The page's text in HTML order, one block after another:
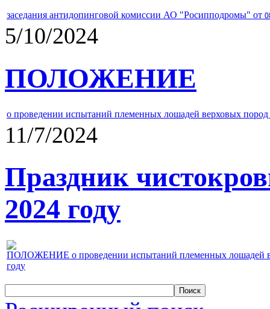
заседания антидопинговой комиссии АО "Росипподромы" от
5/10/2024
ПОЛОЖЕНИЕ
о проведении испытаний племенных лошадей верховых
11/7/2024
Праздник
2024 году
ПОЛОЖЕНИЕ о проведении испытаний племенных лошадей
году